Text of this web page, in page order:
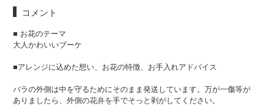
コメント
■ お花のテーマ
大人かわいいブーケ
■アレンジに込めた想い、お花の特徴、お手入れアドバイス
バラの外側は中を守るためにそのまま発送しています。万が一傷等が
ありましたら、外側の花弁を手でそっと剥がしてください。